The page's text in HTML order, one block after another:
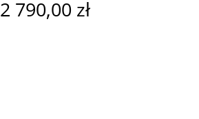
2 790,00 zł